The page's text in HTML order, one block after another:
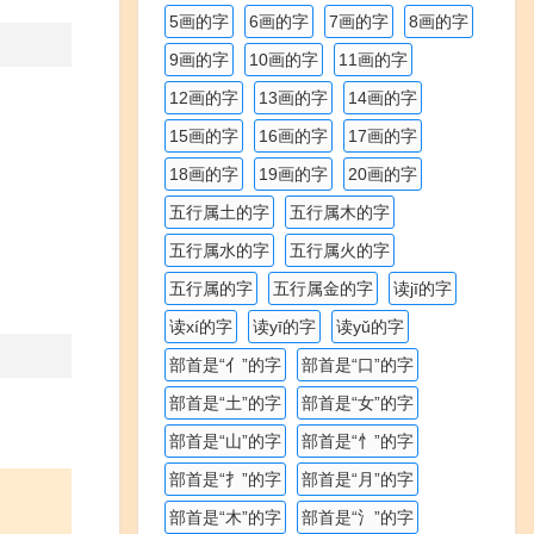
5画的字 6画的字 7画的字
8画的字
9画的字
10画的字
11画的字
12画的字
13画的字
14画的字
15画的字
16画的字
17画的字
18画的字
19画的字
20画的字
五行属土的字
五行属木的字
五行属水的字
五行属火的字
五行属的字
五行属金的字
读jī的字
读xí的字
读yī的字
读yǔ的字
部首是“亻”的字
部首是“口”的字
部首是“土”的字
部首是“女”的字
部首是“山”的字
部首是“忄”的字
部首是“扌”的字
部首是“月”的字
部首是“木”的字
部首是“氵”的字